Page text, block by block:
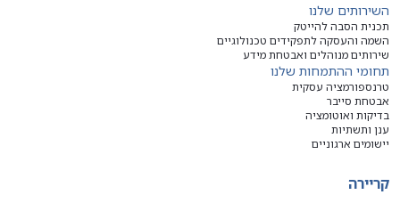
השירותים שלנו
תכנית הסבה להייטק
השמה והעסקה לתפקידים טכנולוגיים
שירותים מנוהלים ואבטחת מידע
תחומי ההתמחות שלנו
טרנספורמציה עסקית
אבטחת סייבר
בדיקות ואוטומציה
ענן ותשתיות
יישומים ארגוניים
קריירה